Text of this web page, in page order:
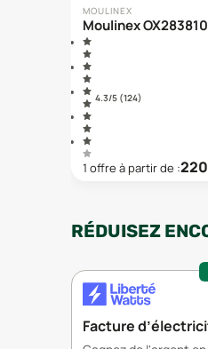
MOULINEX
Moulinex OX283810
4.3/5 (124)
1 offre à partir de :
RÉDUISEZ
Facture